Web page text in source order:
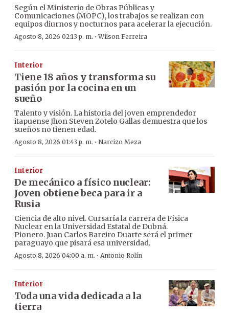
Según el Ministerio de Obras Públicas y
Comunicaciones (MOPC), los trabajos se realizan con
equipos diurnos y nocturnos para acelerar la ejecución.
Agosto 8, 2026 02:13 p. m. ·Wilson Ferreira
Interior
Tiene 18 años y transforma su
pasión por la cocina en un
sueño
Talento y visión. La historia del joven emprendedor
itapuense Jhon Steven Zotelo Gallas demuestra que los
sueños no tienen edad.
Agosto 8, 2026 01:43 p. m. · Narcizo Meza
Interior
De mecánico a físico nuclear:
Joven obtiene beca para ir a
Rusia
Ciencia de alto nivel. Cursaría la carrera de Física
Nuclear en la Universidad Estatal de Dubná.
Pionero. Juan Carlos Bareiro Duarte será el primer
paraguayo que pisará esa universidad.
Agosto 8, 2026 04:00 a. m. · Antonio Rolín
Interior
Toda una vida dedicada a la
tierra